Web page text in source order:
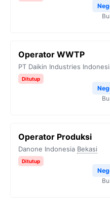
Operator WWTP
PT Daikin Industries
Ditutup
Operator Produksi
Danone Indonesia Bekasi
Ditutup